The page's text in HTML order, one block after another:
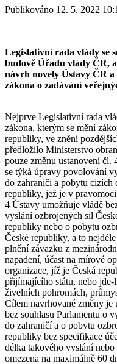
Publikováno 12. 5. 2022
Legislativní rada vlády se
budově Úřadu vlády ČR,
návrh novely Ústavy ČR a
zákona o zadávání
Nejprve Legislativní rada
zákona, kterým se mění
republiky, ve znění
předložilo Ministerstvo
pouze změnu ustanovení čl.
se týká úpravy povolování
do zahraničí a pobytu cizích
republiky, jež je v
4 Ústavy umožňuje vládě
vyslání ozbrojených sil
republiky nebo o pobytu
České republiky, a to
plnění závazku z
napadení, účast na mírové
organizace, jíž je Česká
přijímajícího státu, nebo jde-
živelních pohromách,
Cílem navrhované změny je
bez souhlasu Parlamentu o
do zahraničí a o pobytu
republiky bez specifikace
délka takového vyslání
omezena na maximálně 60